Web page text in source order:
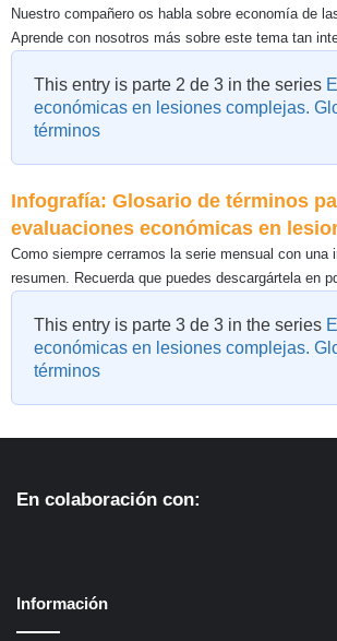
Nuestro compañero os habla sobre economía de
Aprende con nosotros más sobre este tema tan
This entry is parte 2 de 3 in the series
económicas en lesiones complejas.
términos
Infografía: Glosario de términos
evaluaciones económicas en
Como siempre cerramos la serie mensual con una
resumen. Recuerda que puedes descargártela en
This entry is parte 3 de 3 in the series
económicas en lesiones complejas.
términos
En colaboración con:
Información